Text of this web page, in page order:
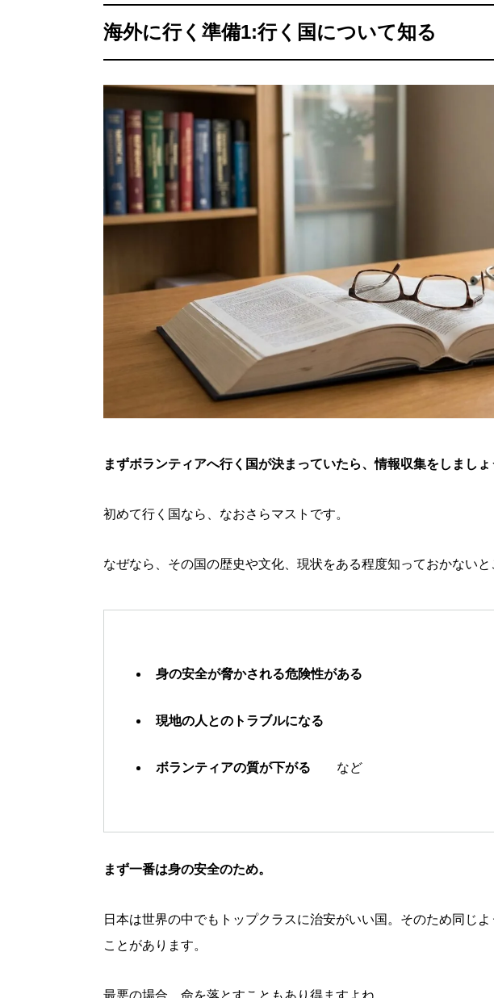
海外に行く準備1:行く国について知る
まずボランティアへ行く国が決まっていたら、情報収集をしましょ
初めて行く国なら、なおさらマストです。
なぜなら、その国の歴史や文化、現状をある程度知っておかないと
身の安全が脅かされる危険性がある
現地の人とのトラブルになる
ボランティアの質が下がる など
まず一番は身の安全のため。
日本は世界の中でもトップクラスに治安がいい国。そのため同じ
ことがあります。
最悪の場合、命を落とすこともあり得ますよね。